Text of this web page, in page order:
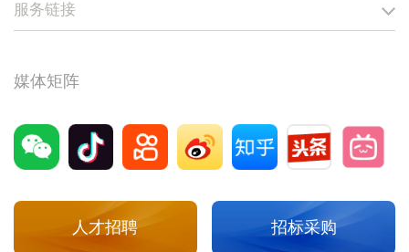
媒体矩阵
人才招聘 招标采购
服务链接